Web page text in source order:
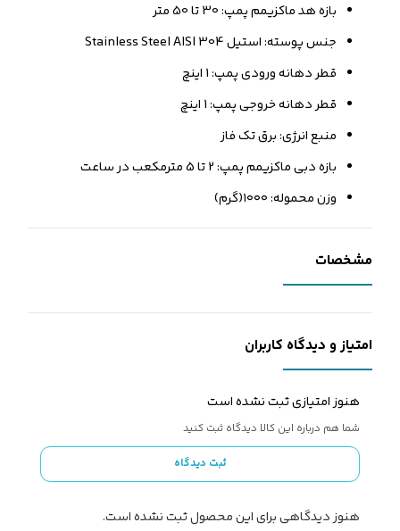
بازه هد ماکزیمم پمپ: 30 تا 50 متر
جنس پوسته: استیل 304 Stainless Steel AISI
قطر دهانه ورودی پمپ: 1 اینچ
قطر دهانه خروجی پمپ: 1 اینچ
منبع انرژی: برق تک فاز
بازه دبی ماکزیمم پمپ: 2 تا 5 مترمکعب در ساعت
وزن محموله: ۱۰۰۰(گرم)
مشخصات
امتیاز و دیدگاه کاربران
هنوز امتیازی ثبت نشده است
شما هم درباره این کالا دیدگاه ثبت کنید
ثبت دیدگاه
هنوز دیدگاهی برای این محصول ثبت نشده است.